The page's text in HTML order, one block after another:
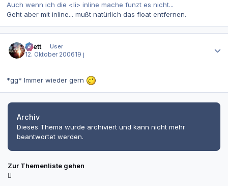
Auch wenn ich die <li> inline mache funzt es nicht...
Geht aber mit inline... mußt natürlich das float entfernen.
azett
User
12. Oktober 200619 j
*gg* Immer wieder gern
Archiv
Dieses Thema wurde archiviert und kann nicht mehr
beantwortet werden.
Zur Themenliste gehen